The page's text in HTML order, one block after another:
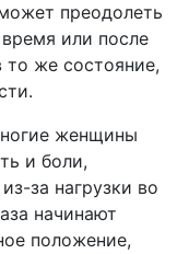
преодолеть
или после
то же состояние,
женщины
и боли,
за нагрузки во
начинают
положение,